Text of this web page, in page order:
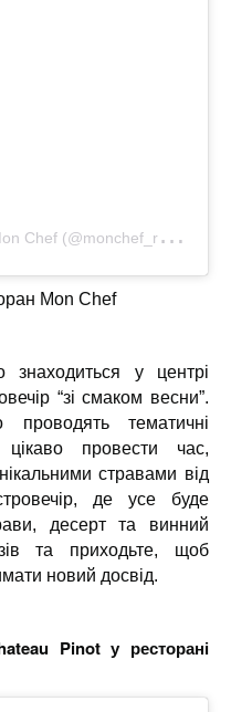
Д
опис, поширений Ресторан Mon Chef (@monchef_restaurant)
Mon Chef
у центрі
“зі смаком весни”.
проводять тематичні
провести час,
стравами від
де усе буде
десерт та винний
та приходьте, щоб
новий досвід.
Pinot у ресторані